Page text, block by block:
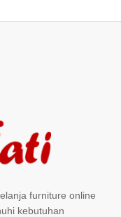
furniture online
kebutuhan